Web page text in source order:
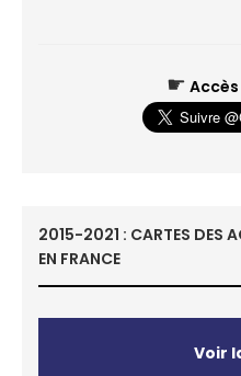
☛
2015-2021 : CARTES DES
EN FRANCE
Voir